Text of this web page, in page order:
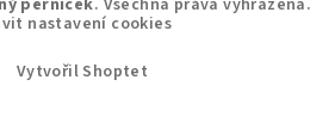
perníček. Všechna práva vyhrazena.
nastavení cookies
Vytvořil Shoptet